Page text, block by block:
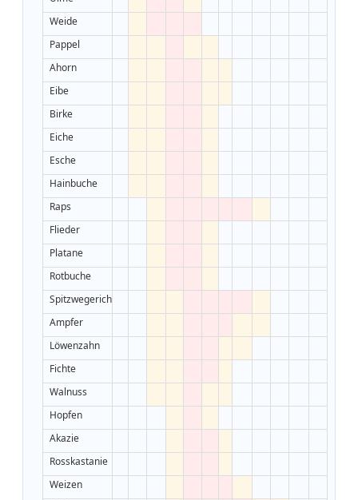
Weide
Pappel
Ahorn
Eibe
Birke
Eiche
Esche
Hainbuche
Raps
Flieder
Platane
Rotbuche
Spitzwegerich
Ampfer
Löwenzahn
Fichte
Walnuss
Hopfen
Akazie
Rosskastanie
Weizen